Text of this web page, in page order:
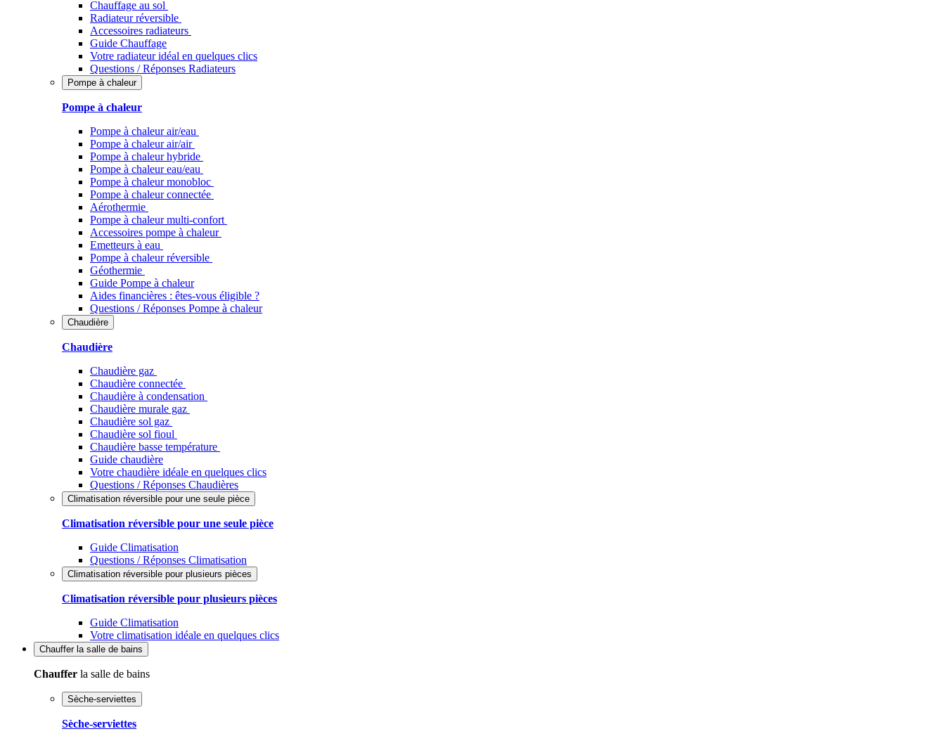
Chauffage au sol
Radiateur réversible
Accessoires radiateurs
Guide Chauffage
Votre radiateur idéal en quelques clics
Questions / Réponses Radiateurs
Pompe à chaleur
Pompe à chaleur
Pompe à chaleur air/eau
Pompe à chaleur air/air
Pompe à chaleur hybride
Pompe à chaleur​ eau/eau
Pompe à chaleur monobloc
Pompe à chaleur connectée
Aérothermie
Pompe à chaleur multi-confort
Accessoires pompe à chaleur
Emetteurs à eau
Pompe à chaleur réversible
Géothermie
Guide Pompe à chaleur
Aides financières : êtes-vous éligible ?
Questions / Réponses Pompe à chaleur
Chaudière
Chaudière
Chaudière gaz
Chaudière connectée
Chaudière à condensation
Chaudière murale gaz
Chaudière sol gaz
Chaudière sol fioul
Chaudière basse température
Guide chaudière
Votre chaudière idéale en quelques clics
Questions / Réponses Chaudières
Climatisation réversible pour une seule pièce
Climatisation réversible pour une seule pièce
Guide Climatisation
Questions / Réponses Climatisation
Climatisation réversible pour plusieurs pièces
Climatisation réversible pour plusieurs pièces
Guide Climatisation
Votre climatisation idéale en quelques clics
Chauffer la salle de bains
Chauffer la salle de bains
Sèche-serviettes
Sèche-serviettes